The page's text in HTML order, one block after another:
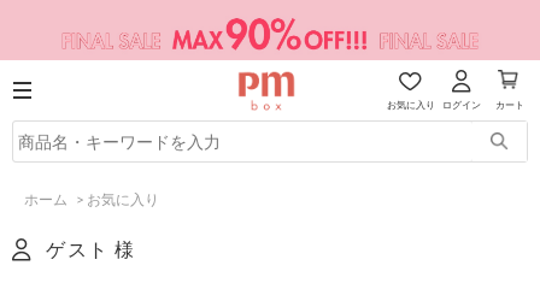
お気に入り ログイン カート
ホーム > お気に入り
ゲスト 様